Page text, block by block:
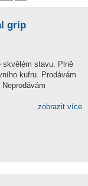
grip
skvělém stavu. Plně
kufru. Prodávám
...zobrazit více